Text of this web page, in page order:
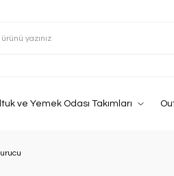
ve Yemek Odası Takımları